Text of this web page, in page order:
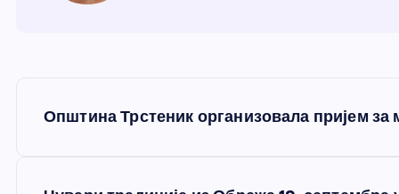
Општина Трстеник организовала пријем